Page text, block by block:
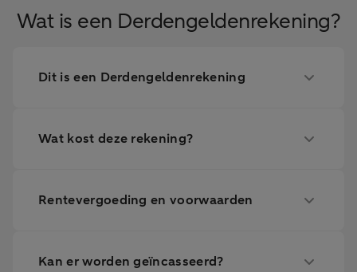
Wat is een Derdengeldenrekening?
Dit is een Derdengeldenrekening
Wat kost deze rekening?
Rentevergoeding en voorwaarden
Kan er worden geïncasseerd?